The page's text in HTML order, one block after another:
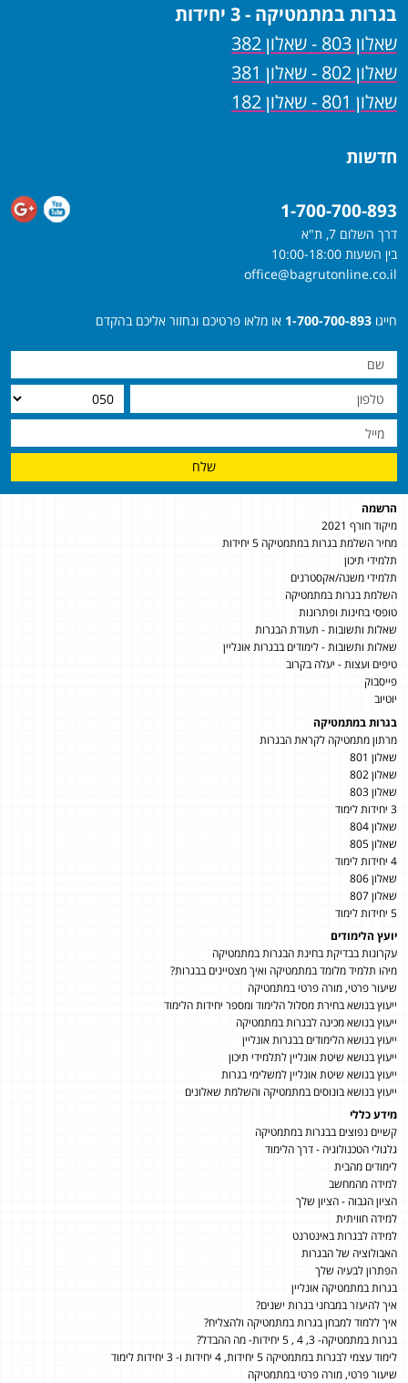
בגרות במתמטיקה - 3 יחידות
שאלון 803 - שאלון 382
שאלון 802 - שאלון 381
שאלון 801 - שאלון 182
חדשות
1-700-700-893
דרך השלום 7, ת"א
בין השעות 10:00-18:00
office@bagrutonline.co.il
חייגו 1-700-700-893 או מלאו פרטיכם ונחזור אליכם בהקדם
שלח
הרשמה
מיקוד חורף 2021
מחיר השלמת בגרות במתמטיקה 5 יחידות
תלמידי תיכון
תלמידי משנה/אקסטרנים
השלמת בגרות במתמטיקה
טופסי בחינות ופתרונות
שאלות ותשובות - תעודת הבגרות
שאלות ותשובות - לימודים בבגרות אונליין
טיפים ועצות - יעלה בקרוב
פייסבוק
יוטיוב
בגרות במתמטיקה
מרתון מתמטיקה לקראת הבגרות
שאלון 801
שאלון 802
שאלון 803
3 יחידות לימוד
שאלון 804
שאלון 805
4 יחידות לימוד
שאלון 806
שאלון 807
5 יחידות לימוד
יועץ הלימודים
עקרונות בבדיקת בחינת הבגרות במתמטיקה
מיהו תלמיד מלומד במתמטיקה ואיך מצטיינים בבגרות?
שיעור פרטי, מורה פרטי במתמטיקה
ייעוץ בנושא בחירת מסלול הלימוד ומספר יחידות הלימוד
ייעוץ בנושא מכינה לבגרות במתמטיקה
ייעוץ בנושא הלימודים בבגרות אונליין
ייעוץ בנושא שיטת אונליין לתלמידי תיכון
ייעוץ בנושא שיטת אונליין למשלימי בגרות
ייעוץ בנושא בונוסים במתמטיקה והשלמת שאלונים
מידע כללי
קשיים נפוצים בבגרות במתמטיקה
גלגולי הטכנולוגיה - דרך הלימוד
לימודים מהבית
למידה מהמחשב
הציון הגבוה - הציון שלך
למידה חוויתית
למידה לבגרות באינטרנט
האבולוציה של הבגרות
הפתרון לבעיה שלך
בגרות במתמטיקה אונליין
איך להיעזר במבחני בגרות ישנים?
איך ללמוד למבחן בגרות במתמטיקה ולהצליח?
בגרות במתמטיקה- 3, 4 , 5 יחידות- מה ההבדל?
לימוד עצמי לבגרות במתמטיקה 5 יחידות, 4 יחידות ו- 3 יחידות לימוד
שיעור פרטי, מורה פרטי במתמטיקה